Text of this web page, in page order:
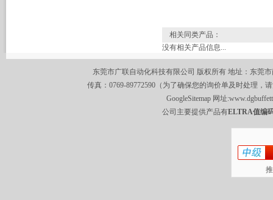
相关同类产品：
没有相关产品信息...
东莞市广联自动化科技有限公司 版权所有 地址：东莞
传真：0769-89772590（为了确保您的询价单及时处理，
GoogleSitemap 网址:
公司主要提供产品有ELTRA值编